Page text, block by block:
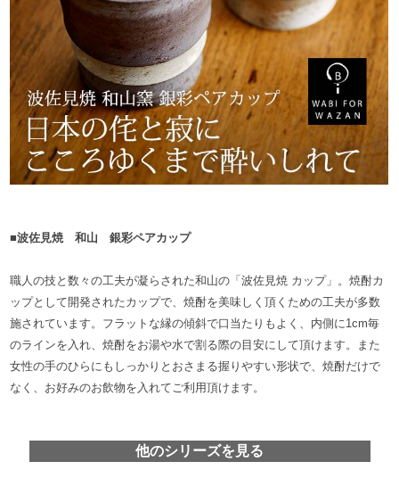
■波佐見焼 和山 銀彩ペアカップ
職人の技と数々の工夫が凝らされた和山の「波佐見焼 カップ」。焼酎カ
ップとして開発されたカップで、焼酎を美味しく頂くための工夫が多数
施されています。フラットな縁の傾斜で口当たりもよく、内側に1cm毎
のラインを入れ、焼酎をお湯や水で割る際の目安にして頂けます。また
女性の手のひらにもしっかりとおさまる握りやすい形状で、焼酎だけで
なく、お好みのお飲物を入れてご利用頂けます。
他のシリーズを見る